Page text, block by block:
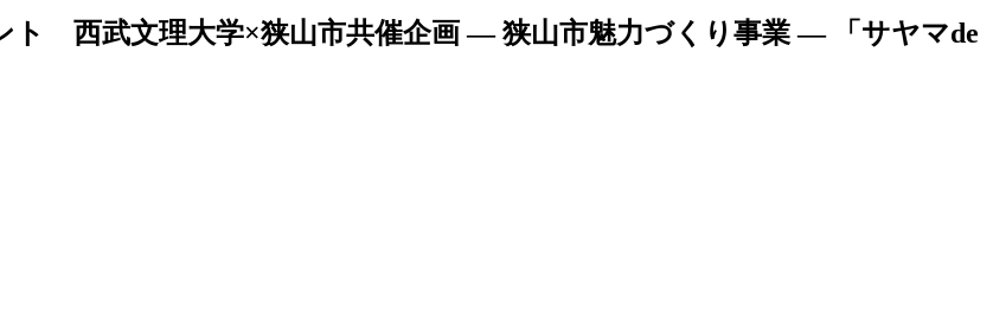
ト 西武文理大学×狭山市共催企画 — 狭山市魅力づくり事業 — 「サヤマde